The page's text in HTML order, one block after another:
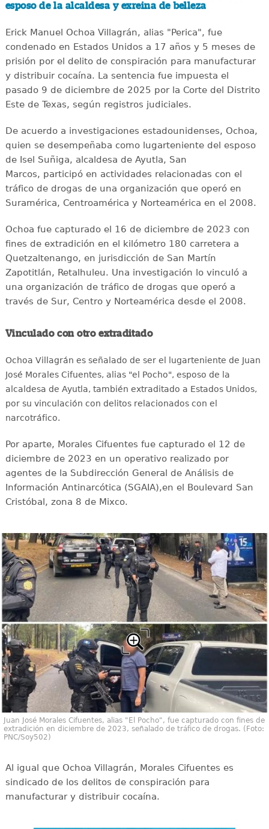
esposo de la alcaldesa y exreina de belleza
Erick Manuel Ochoa Villagrán, alias "Perica", fue
condenado en Estados Unidos a 17 años y 5 meses de
prisión por el delito de conspiración para manufacturar
y distribuir cocaína. La sentencia fue impuesta el
pasado 9 de diciembre de 2025 por la Corte del Distrito
Este de Texas, según registros judiciales.
De acuerdo a investigaciones estadounidenses, Ochoa,
quien se desempeñaba como lugarteniente del esposo
de Isel Suñiga, alcaldesa de Ayutla, San
Marcos, participó en actividades relacionadas con el
tráfico de drogas de una organización que operó en
Suramérica, Centroamérica y Norteamérica en el 2008.
Ochoa fue capturado el 16 de diciembre de 2023 con
fines de extradición en el kilómetro 180 carretera a
Quetzaltenango, en jurisdicción de San Martín
Zapotitlán, Retalhuleu. Una investigación lo vinculó a
una organización de tráfico de drogas que operó a
través de Sur, Centro y Norteamérica desde el 2008.
Vinculado con otro extraditado
Ochoa Villagrán es señalado de ser el lugarteniente de Juan
José Morales Cifuentes, alias "el Pocho", esposo de la
alcaldesa de Ayutla, también extraditado a Estados Unidos,
por su vinculación con delitos relacionados con el
narcotráfico.
Por aparte, Morales Cifuentes fue capturado el 12 de
diciembre de 2023 en un operativo realizado por
agentes de la Subdirección General de Análisis de
Información Antinarcótica (SGAIA),en el Boulevard San
Cristóbal, zona 8 de Mixco.
Juan José Morales Cifuentes, alias "El Pocho", fue capturado con fines de
extradición en diciembre de 2023, señalado de tráfico de drogas. (Foto:
PNC/Soy502)
Al igual que Ochoa Villagrán, Morales Cifuentes es
sindicado de los delitos de conspiración para
manufacturar y distribuir cocaína.